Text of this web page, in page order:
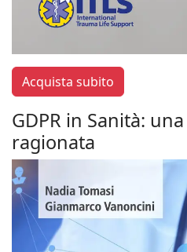
Acquista subito
GDPR in Sanità:
ragionata